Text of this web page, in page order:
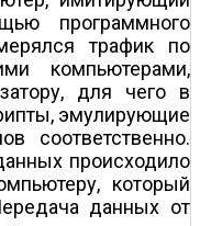
программного
трафик по
компьютерами,
для чего в
эмулирующие
соответственно.
происходило
который
данных от